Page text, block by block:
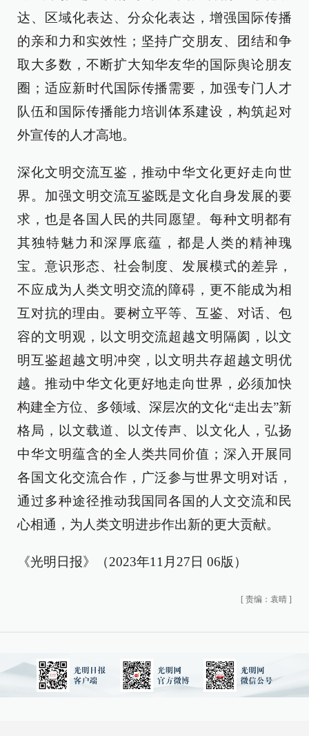
达、区域化表达、分众化表达，增强国际传播
的亲和力和实效性；坚持广交朋友、团结和争
取大多数，不断扩大知华友华的国际舆论朋友
圈；适应新时代国际传播需要，加强专门人才
队伍和国际传播能力培训体系建设，构筑起对
外宣传的人才高地。
深化文明交流互鉴，推动中华文化更好走向世
界。加强文明交流互鉴既是文化自身发展的要
求，也是各国人民的共同愿望。每种文明都有
其独特魅力和深厚底蕴，都是人类的精神瑰
宝。意识形态、社会制度、发展模式的差异，
不应成为人类文明交流的障碍，更不能成为相
互对抗的理由。要树立平等、互鉴、对话、包
容的文明观，以文明交流超越文明隔阂，以文
明互鉴超越文明冲突，以文明共存超越文明优
越。推动中华文化更好地走向世界，必须加快
构建全方位、多领域、深层次的文化“走出去”新
格局，以文载道、以文传声、以文化人，弘扬
中华文明蕴含的全人类共同价值；深入开展同
各国文化交流合作，广泛参与世界文明对话，
通过多种途径推动我国同各国的人文交流和民
心相通，为人类文明进步作出新的更大贡献。
《光明日报》（2023年11月27日 06版）
[ 责编：袁晴 ]